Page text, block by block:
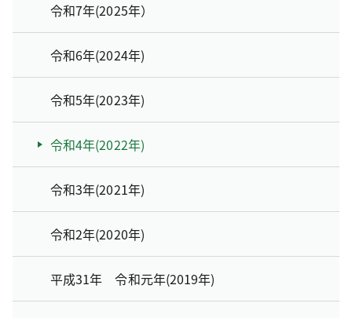
令和7年(2025年）
令和6年(2024年)
令和5年(2023年)
令和4年(2022年)
令和3年(2021年)
令和2年(2020年)
平成31年 令和元年(2019年)